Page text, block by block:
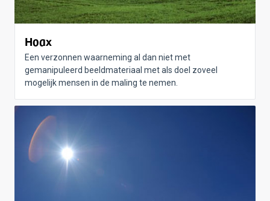
Hoax
Een verzonnen waarneming al dan niet met
gemanipuleerd beeldmateriaal met als doel zoveel
mogelijk mensen in de maling te nemen.